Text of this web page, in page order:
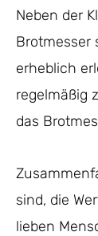
Neben der
Brotmesser
erheblich
regelmäßig
das
sind, die
lieben